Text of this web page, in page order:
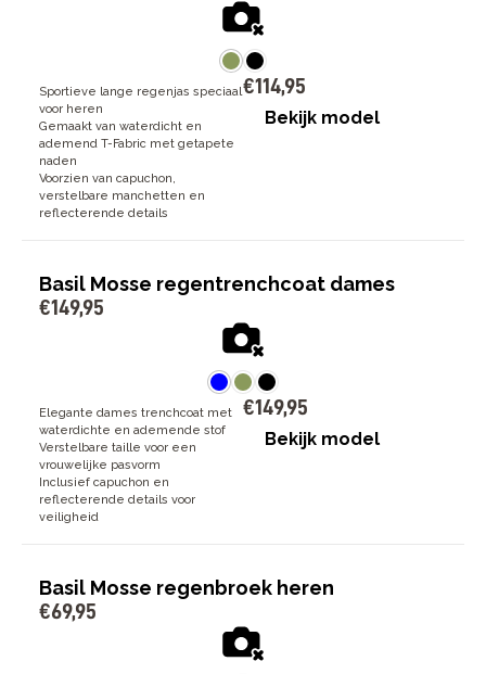
Sportieve lange regenjas speciaal
voor heren
Gemaakt van waterdicht en
ademend T-Fabric met getapete
naden
Voorzien van capuchon,
verstelbare manchetten en
reflecterende details
€114,95
Bekijk model
Basil Mosse regentrenchcoat dames
€149,95
Elegante dames trenchcoat met
waterdichte en ademende stof
Verstelbare taille voor een
vrouwelijke pasvorm
Inclusief capuchon en
reflecterende details voor
veiligheid
€149,95
Bekijk model
Basil Mosse regenbroek heren
€69,95